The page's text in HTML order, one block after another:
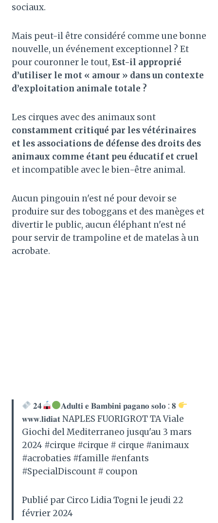
sociaux.
Mais peut-il être considéré comme une bonne
nouvelle, un événement exceptionnel ? Et
pour couronner le tout, Est-il approprié
d’utiliser le mot « amour » dans un contexte
d’exploitation animale totale ?
Les cirques avec des animaux sont
constamment critiqué par les vétérinaires
et les associations de défense des droits des
animaux comme étant peu éducatif et cruel
et incompatible avec le bien-être animal.
Aucun pingouin n'est né pour devoir se
produire sur des toboggans et des manèges et
divertir le public, aucun éléphant n'est né
pour servir de trampoline et de matelas à un
acrobate.
𝟐𝟒
𝐀𝐝𝐮𝐥𝐭𝐢 𝐞 𝐁𝐚𝐦𝐛𝐢𝐧𝐢 𝐩𝐚𝐠𝐚𝐧𝐨 𝐬𝐨𝐥𝐨 : 𝟖
𝐰𝐰𝐰.𝐥𝐢𝐝𝐢𝐚𝐭 NAPLES FUORIGROT TA Viale
Giochi del Mediterraneo jusqu'au 3 mars
2024 #cirque #cirque # cirque #animaux
#acrobaties #famille #enfants
#SpecialDiscount # coupon
Publié par Circo Lidia Togni le jeudi 22
février 2024